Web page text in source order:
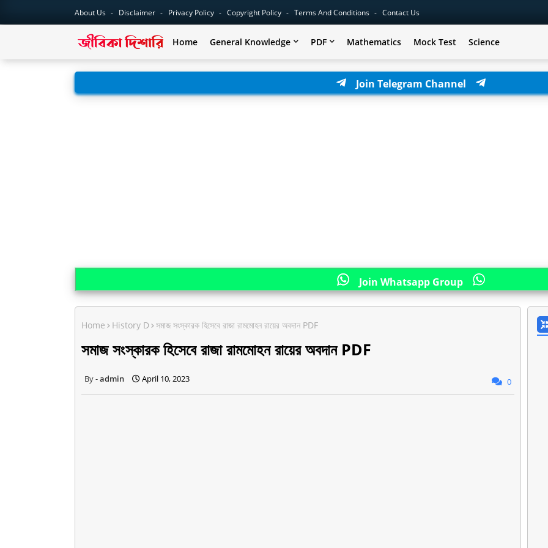
About Us Disclaimer Privacy Policy Copyright Policy Terms And Conditions Contact Us
Home General Knowledge PDF Mathematics Mock Test Science
Join Telegram Channel
Join Whatsapp Group
Home History D সমাজ সংস্কারক হিসেবে রাজা রামমোহন রায়ের অবদান PDF
সমাজ সংস্কারক হিসেবে রাজা রামমোহন রায়ের অবদান PDF
admin April 10, 2023 0